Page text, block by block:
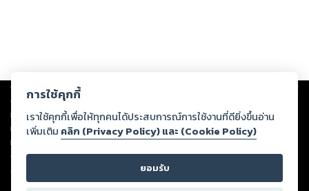
Copyright © 2026
ต่อผลงานหรือเนื้อหาใดที่อัปโหลดผ่านเว็บไซต์และปรากฏว่าละเมิดสิทธิใน
ทรัพย์สินทางปัญญาของบุคคลอื่นหรือขัดต่อกฎหมายและศีลธรรม ดังนั้น ผู้อ่าน
ทุกท่านโปรดใช้วิจารณญาณในการกลั่นกรองด้วยตนเอง และหากท่านพบว่าส่วน
หนึ่งส่วนใดขัดต่อกฎหมายและศีลธรรม กรุณาแจ้งมายังบริษัท เพื่อทีมงานจะได้
ดำเนินการในทันที ทั้งนี้ ทางสตอรี่ล็อกขอสงวนลิขสิทธิ์ตามพระราชบัญญัติ
ลิขสิทธิ์ พ.ศ. 2537 (ฉบับล่าสุด)
การใช้คุกกี้
เราใช้คุกกี้เพื่อให้ทุกคนได้ประสบการณ์การใช้งานที่ดียิ่งขึ้นอ่าน
เพิ่มเติม คลิก (Privacy Policy) และ (Cookie Policy)
ยอมรับ